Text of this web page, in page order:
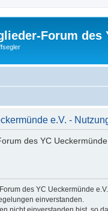
Forum des
e.V. -
des YC
des YC Ueckermünde
einverstanden.